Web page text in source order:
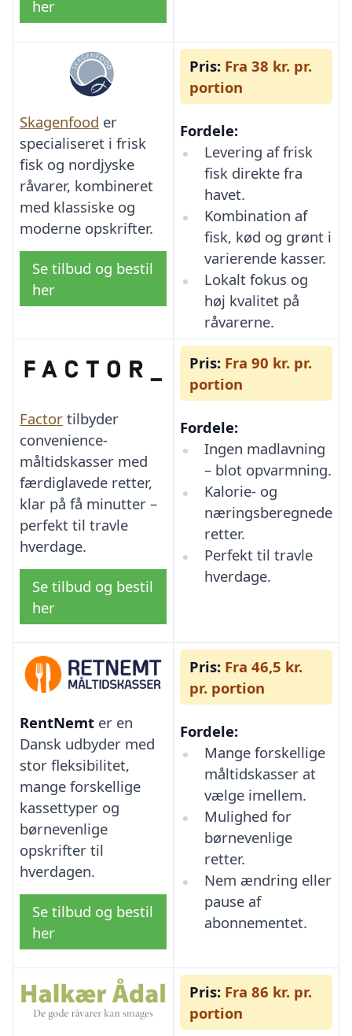
her
Skagenfood er
specialiseret i frisk
fisk og nordjyske
råvarer, kombineret
med klassiske og
moderne opskrifter.
Se tilbud og bestil
her
Pris: Fra 38 kr. pr.
portion
Fordele:
Levering af frisk
fisk direkte fra
havet.
Kombination af
fisk, kød og grønt i
varierende kasser.
Lokalt fokus og
høj kvalitet på
råvarerne.
Factor tilbyder
convenience-
måltidskasser med
færdiglavede retter,
klar på få minutter –
perfekt til travle
hverdage.
Se tilbud og bestil
her
Pris: Fra 90 kr. pr.
portion
Fordele:
Ingen madlavning
– blot opvarmning.
Kalorie- og
næringsberegnede
retter.
Perfekt til travle
hverdage.
RentNemt er en
Dansk udbyder med
stor fleksibilitet,
mange forskellige
kassettyper og
børnevenlige
opskrifter til
hverdagen.
Se tilbud og bestil
her
Pris: Fra 46,5 kr.
pr. portion
Fordele:
Mange forskellige
måltidskasser at
vælge imellem.
Mulighed for
børnevenlige
retter.
Nem ændring eller
pause af
abonnementet.
Pris: Fra 86 kr. pr.
portion